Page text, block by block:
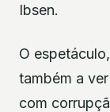
Ibsen.
O
também a
com